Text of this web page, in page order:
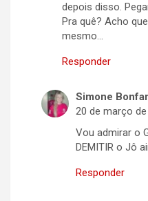
depois disso.
Pra quê? Acho
mesmo…
Responder
Simone
20 de março
Vou admirar o
DEMITIR o Jô
Responder